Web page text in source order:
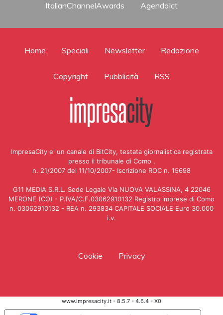
ItalianChannelAwards
AgendaIct
Home Speciali Newsletter Redazione
Copyright Pubblicità RSS
ImpresaCity e' un canale di BitCity, testata giornalistica registrata
presso il tribunale di Como ,
n. 21/2007 del 11/10/2007- Iscrizione ROC n. 15698
G11 MEDIA S.R.L. Sede Legale Via NUOVA VALASSINA, 4 22046
MERONE (CO) - P.IVA/C.F.03062910132 Registro imprese di Como
n. 03062910132 - REA n. 293834 CAPITALE SOCIALE Euro 30.000
i.v.
Cookie Privacy
www.impresacity.it - 8.5.7 - 4.6.4 - X0